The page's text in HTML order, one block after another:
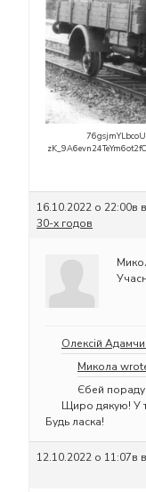
16.10.2022 о 22:00в
30-х годов
Олексій
Микола
Єбей
Щиро дякую! У
Будь ласка!
12.10.2022 о 11:07в